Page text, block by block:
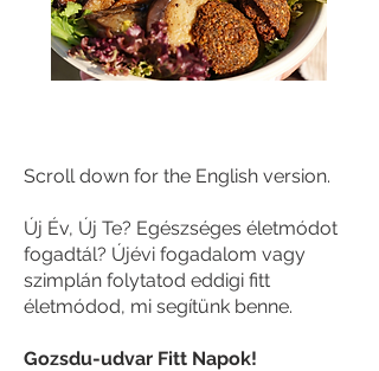
Scroll down for the English version.
Új Év, Új Te? Egészséges életmódot
fogadtál? Újévi fogadalom vagy
szimplán folytatod eddigi fitt
életmódod, mi segítünk benne.
Gozsdu-udvar Fitt Napok!